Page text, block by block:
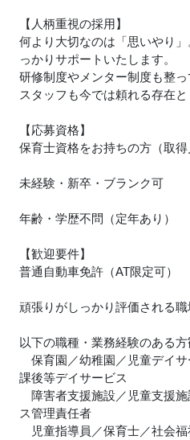
【人柄重視の採用】
何より大切なのは「思いやり
っかりサポートいたします。
研修制度やメンター制度も整
スタッフも今では頼れる存在と
【応募資格】
保育士資格をお持ちの方（取得
未経験・新卒・ブランク可
年齢・学歴不問（定年あり）
【歓迎要件】
普通自動車免許（AT限定可）
頑張りがしっかり評価される
以下の職種・業務経験のある方
保育園／幼稚園／児童デイ
課後等デイサービス
障害者支援施設／児童支援
ス管理責任者
児童指導員／保育士／社会